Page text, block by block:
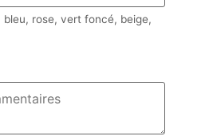
rose, vert foncé, beige,